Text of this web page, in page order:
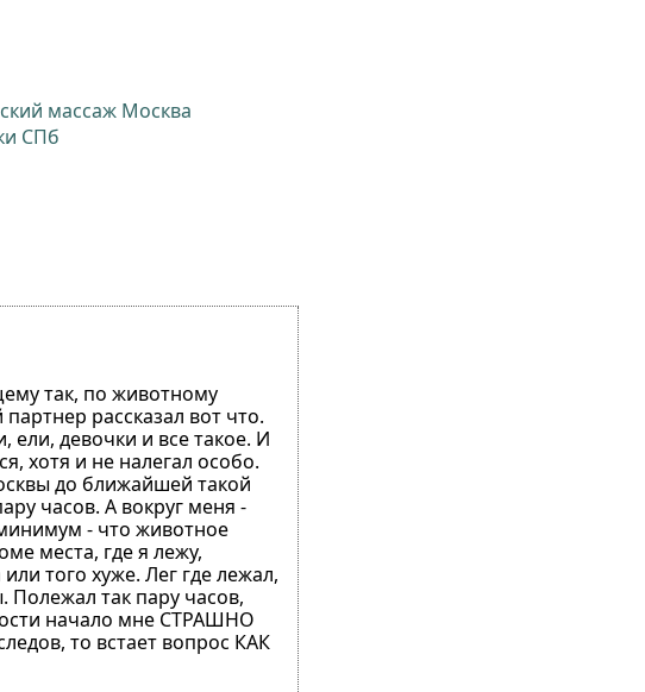
массаж Москва
СПб
так, по животному
рассказал вот что.
ели, девочки и все такое. И
хотя и не налегал особо.
до ближайшей такой
часов. А вокруг меня -
- что животное
места, где я лежу,
того хуже. Лег где лежал,
Полежал так пару часов,
начало мне СТРАШНО
то встает вопрос КАК